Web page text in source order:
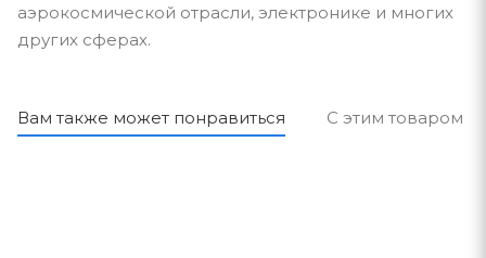
аэрокосмической отрасли, электронике и многих
других сферах.
Вам также может понравиться С этим товаром